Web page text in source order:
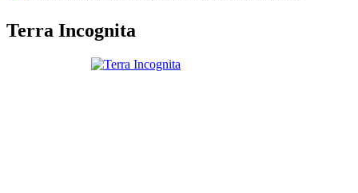
Terra Incognita